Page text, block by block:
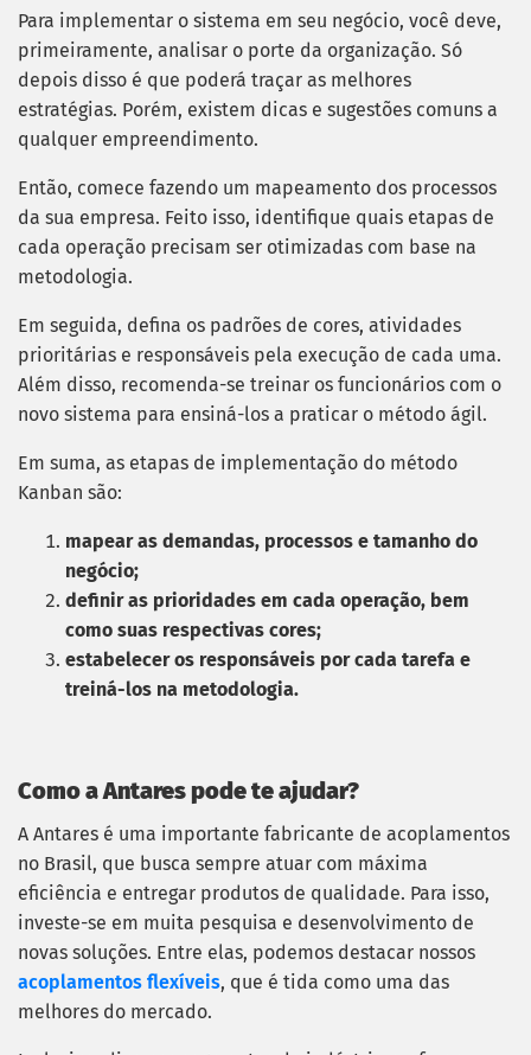
Para implementar o sistema em seu negócio, você deve,
primeiramente, analisar o porte da organização. Só
depois disso é que poderá traçar as melhores
estratégias. Porém, existem dicas e sugestões comuns a
qualquer empreendimento.
Então, comece fazendo um mapeamento dos processos
da sua empresa. Feito isso, identifique quais etapas de
cada operação precisam ser otimizadas com base na
metodologia.
Em seguida, defina os padrões de cores, atividades
prioritárias e responsáveis pela execução de cada uma.
Além disso, recomenda-se treinar os funcionários com o
novo sistema para ensiná-los a praticar o método ágil.
Em suma, as etapas de implementação do método
Kanban são:
mapear as demandas, processos e tamanho do
negócio;
definir as prioridades em cada operação, bem
como suas respectivas cores;
estabelecer os responsáveis por cada tarefa e
treiná-los na metodologia.
Como a Antares pode te ajudar?
A Antares é uma importante fabricante de acoplamentos
no Brasil, que busca sempre atuar com máxima
eficiência e entregar produtos de qualidade. Para isso,
investe-se em muita pesquisa e desenvolvimento de
novas soluções. Entre elas, podemos destacar nossos
acoplamentos flexíveis, que é tida como uma das
melhores do mercado.